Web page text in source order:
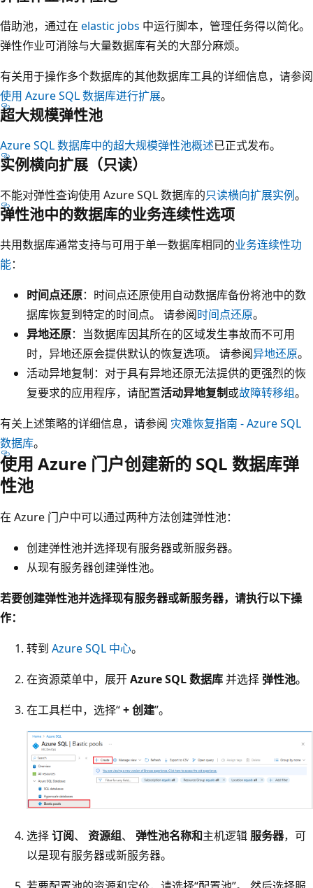
借助池，通过在 elastic jobs 中运行脚本，管理任务得以简化。
弹性作业可消除与大量数据库有关的大部分麻烦。
有关用于操作多个数据库的其他数据库工具的详细信息，请参阅
使用 Azure SQL 数据库进行扩展。
超大规模弹性池
Azure SQL 数据库中的超大规模弹性池概述已正式发布。
实例横向扩展（只读）
不能对弹性查询使用 Azure SQL 数据库的只读横向扩展实例。
弹性池中的数据库的业务连续性选项
共用数据库通常支持与可用于单一数据库相同的业务连续性功
能：
时间点还原：时间点还原使用自动数据库备份将池中的数
据库恢复到特定的时间点。 请参阅时间点还原。
异地还原：当数据库因其所在的区域发生事故而不可用
时，异地还原会提供默认的恢复选项。 请参阅异地还原。
活动异地复制：对于具有异地还原无法提供的更强烈的恢
复要求的应用程序，请配置活动异地复制或故障转移组。
有关上述策略的详细信息，请参阅 灾难恢复指南 - Azure SQL
数据库。
使用 Azure 门户创建新的 SQL 数据库弹
性池
在 Azure 门户中可以通过两种方法创建弹性池：
创建弹性池并选择现有服务器或新服务器。
从现有服务器创建弹性池。
若要创建弹性池并选择现有服务器或新服务器，请执行以下操
作：
转到 Azure SQL 中心。
在资源菜单中，展开Azure SQL 数据库并选择 弹性池。
在工具栏中，选择“+ 创建”。
选择订阅、 资源组、 弹性池名称和主机逻辑 服务器，可
以是现有服务器或新服务器。